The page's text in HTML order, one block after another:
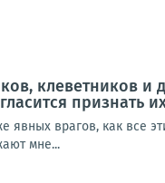
клеветников и
признать
явных врагов, как все
мне...